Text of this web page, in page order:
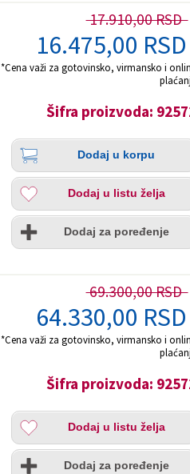
17.910,00 RSD
16.475,00 RSD
*Cena važi za gotovinsko, virmansko i
Šifra proizvoda:
Količina
Dodaj
korpu
Dodaj u korpu
Dodaj
listu
želja
Dodaj u listu želja
Uporedi
Dodaj za poređenje
69.300,00 RSD
64.330,00 RSD
*Cena važi za gotovinsko, virmansko i
Šifra proizvoda:
Dodaj
listu
želja
Dodaj u listu želja
Uporedi
Dodaj za poređenje